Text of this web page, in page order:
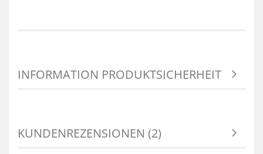
INFORMATION PRODUKTSICHERHEIT
KUNDENREZENSIONEN (2)